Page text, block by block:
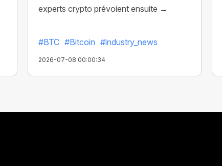
experts crypto prévoient ensuite →
#BTC #Bitcoin #industry_news
2026-07-08 00:00:34